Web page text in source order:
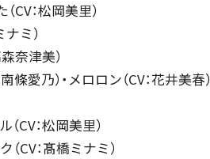
CV：松岡美里）
ミ）
奈津美）
愛乃）・メロロン（CV：花井美春）
CV：松岡美里）
CV：髙橋ミナミ）